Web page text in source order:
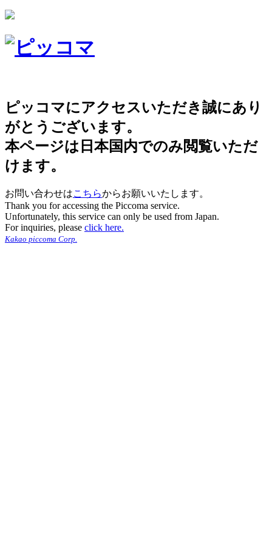
ピッコマにアクセスいただき誠にあり
がとうございます。
本ページは日本国内でのみ閲覧いただ
けます。
お問い合わせはこちらからお願いいたします。
Thank you for accessing the Piccoma service.
Unfortunately, this service can only be used from Japan.
For inquiries, please click here.
Kakao piccoma Corp.